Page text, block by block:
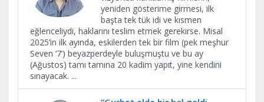
yeniden gösterime girmesi, ilk
başta tek tük idi ve kısmen
eğlenceliydi, haklarını teslim etmek gerekirse. Misal
2025’in ilk ayında, eskilerden tek bir film (pek meşhur
Seven ‘7’) beyazperdeyle buluşmuştu ve bu ay
(Ağustos) tamı tamına 20 kadim yapıt, yine kendini
sınayacak. ...